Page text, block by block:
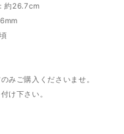
約26.7cm
みご購入くださいませ。
け下さい。